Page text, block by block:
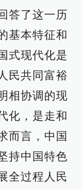
答了这一历
基本特征和
式现代化是
民共同富裕
相协调的现
化，是走和
而言，中国
持中国特色
全过程人民